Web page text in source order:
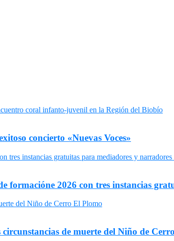
concierto «Nuevas Voces»
2026 con tres instancias
de muerte del Niño de